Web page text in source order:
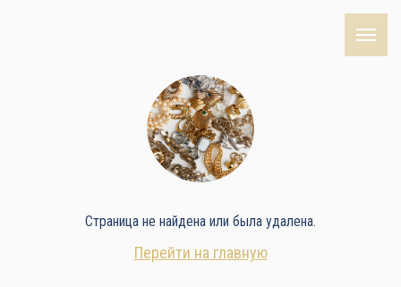
Страница не найдена или была удалена.
Перейти на главную